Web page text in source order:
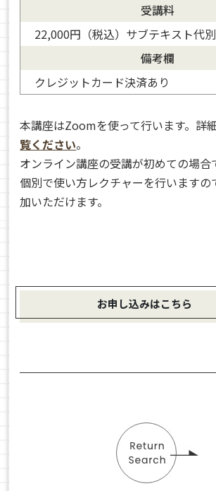
受講料
22,000円（税込）サブテキスト代
備考欄
クレジットカード決済あり
本講座はZoomを使って行います。詳
覧ください。
オンライン講座の受講が初めての場合
個別で使い方レクチャーを行いますの
加いただけます。
お申し込みはこちら